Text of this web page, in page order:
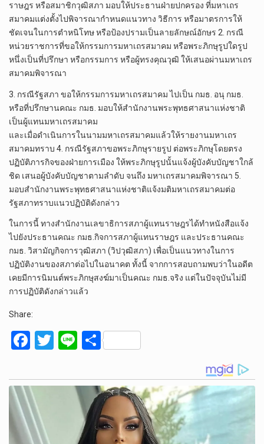
ราษฎร หรือสมาชิกวุฒิสภา มอบให้ประธานฝ่ายปกครอง ที่มหาเถร
สมาคมแต่งตั้งไปพิจารณากำหนดแนวทาง วิธีการ หรือมาตรการให้
ชัดเจนในการตำหนิโทษ หรือป้องปรามเป็นลายลักษณ์อักษร 2. กรณี
หน่วยราชการที่ขอให้กรรมการมหาเถรสมาคม หรือพระภิกษุรูปใดรูป
หนึ่งเป็นที่ปรึกษา หรือกรรมการ หรือผู้ทรงคุณวุฒิ ให้เสนอผ่านมหาเถร
สมาคมพิจารณา
3. กรณีรัฐสภา ขอให้กรรมการมหาเถรสมาคม ไปเป็น กมธ. อนุ กมธ.
หรือที่ปรึกษานคณะ กมธ. มอบให้สำนักงานพระพุทธศาสนาแห่งชาติ
เป็นผู้แทนมหาเถรสมาคม
และเมื่อดำเนินการในนามมหาเถรสมาคมแล้วให้รายงานมหาเถร
สมาคมทราบ 4. กรณีรัฐสภาขอพระภิกษุรายรูป ต่อพระภิกษุโดยตรง
ปฏิบัติภารกิจของฝ่ายการเมือง ให้พระภิกษุรูปนั้นแจ้งผู้บังคับบัญชาใกล้
ชิด เสนอผู้บังคับบัญชาตามลำดับ จนถึง มหาเถรสมาคมพิจารณา 5.
มอบสำนักงานพระพุทธศาสนาแห่งชาติแจ้งมติมหาเถรสมาคมต่อ
รัฐสภาทราบแนวปฏิบัติดังกล่าว
ในการนี้ ทางสำนักงานเลขาธิการสภาผู้แทนราษฎรได้ทำหนังสือแจ้ง
ไปยังประธานคณะ กมธ.กิจการสภาผู้แทนราษฎร และประธานคณะ
กมธ. วิสามัญกิจการวุฒิสภา (วิปวุฒิสภา) เพื่อเป็นแนวทางในการ
ปฏิบัติงานของสภาต่อไปในอนาคต ทั้งนี้ จากการสอบถามพบว่าในอดีต
เคยมีการนิมนต์พระภิกษุสงฆ์มาเป็นคณะ กมธ.จริง แต่ในปัจจุบันไม่มี
การปฏิบัติดังกล่าวแล้ว
Share:
F
ce
b
o
o
T
tt
Li
e
S
ar
e